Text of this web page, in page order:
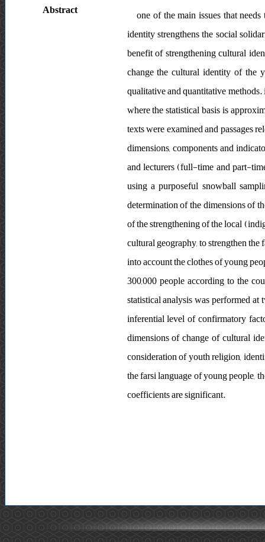
Abstract
one of the main issues that
identity strengthens the social
benefit of strengthening cultural
change the cultural identity of the
qualitative and quantitative
where the statistical basis is
texts were examined and passages
dimensions, components and
and lecturers (full-time and part-
using a purposeful snowball
determination of the dimensions of
of the strengthening of the local
cultural geography, to strengthen
into account the clothes of young
300,000 people according to the
statistical analysis was performed
inferential level of confirmatory
dimensions of change of cultural
consideration of youth religion,
the farsi language of young people,
coefficients are significant.